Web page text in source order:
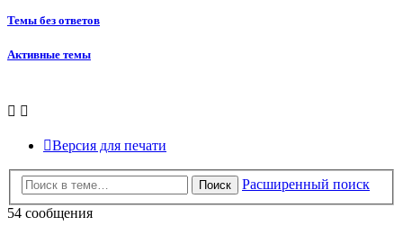
Темы без ответов
Активные темы
Версия для печати
Поиск
Расширенный поиск
54 сообщения